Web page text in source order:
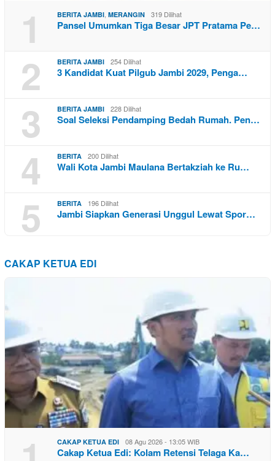
1 BERITA JAMBI MERANGIN 319 Dilihat
Pansel Umumkan Tiga Besar JPT Pratama Pe…
2 BERITA JAMBI 254 Dilihat
3 Kandidat Kuat Pilgub Jambi 2029, Penga…
3 BERITA JAMBI 228 Dilihat
Soal Seleksi Pendamping Bedah Rumah. Pen…
4 BERITA 200 Dilihat
Wali Kota Jambi Maulana Bertakziah ke Ru…
5 BERITA 196 Dilihat
Jambi Siapkan Generasi Unggul Lewat Spor…
CAKAP KETUA EDI
CAKAP KETUA EDI 08 Agu 2026 - 13:05 WIB
Cakap Ketua Edi: Kolam Retensi Telaga Ka…